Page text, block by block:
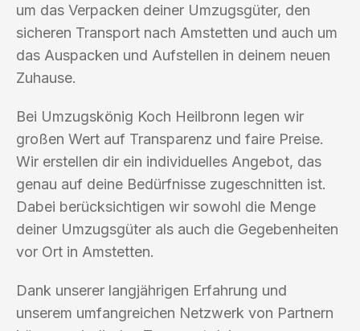
um das Verpacken deiner Umzugsgüter, den
sicheren Transport nach Amstetten und auch um
das Auspacken und Aufstellen in deinem neuen
Zuhause.
Bei Umzugskönig Koch Heilbronn legen wir
großen Wert auf Transparenz und faire Preise.
Wir erstellen dir ein individuelles Angebot, das
genau auf deine Bedürfnisse zugeschnitten ist.
Dabei berücksichtigen wir sowohl die Menge
deiner Umzugsgüter als auch die Gegebenheiten
vor Ort in Amstetten.
Dank unserer langjährigen Erfahrung und
unserem umfangreichen Netzwerk von Partnern